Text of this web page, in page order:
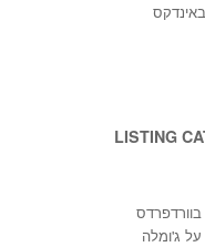
LISTING
ג'ומלה